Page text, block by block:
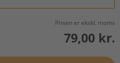
Prisen er ekskl. moms
79,00 kr.